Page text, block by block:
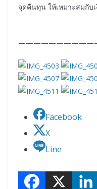
จุดคืนทุน ให้เหมาะสมกับ
Facebook
X
Line